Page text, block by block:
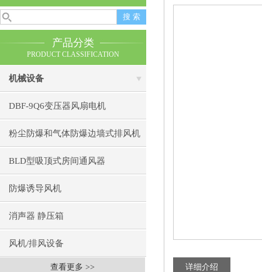
产品分类
PRODUCT CLASSIFICATION
机械设备
DBF-9Q6变压器风扇电机
粉尘防爆和气体防爆边墙式排风机
BLD型吸顶式房间通风器
防爆诱导风机
消声器 静压箱
风机/排风设备
查看更多 >> 详细介绍